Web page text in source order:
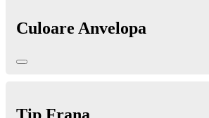
Culoare Anvelopa
Tip Frana